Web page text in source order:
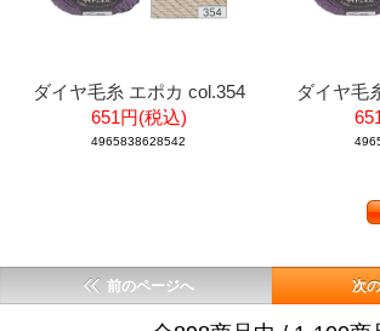
ダイヤ毛糸 エポカ col.354
651円(税込)
4965838628542
ダイヤ毛
前のページへ 次